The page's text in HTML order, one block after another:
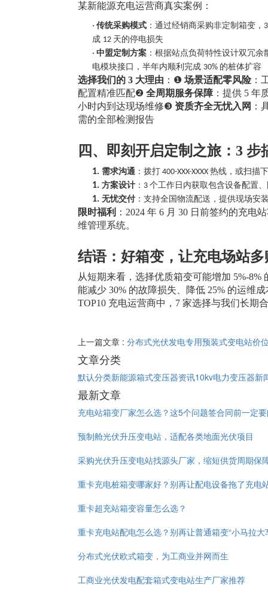
某新能源充电运营商真实案例：
· 传统采购模式 ：通过经销商采购非定制箱变，
成 12 天的停电损失
· 中盟定制方案 ：根据站点负荷特性设计双冗余
电模块接口，半年内顺利完成 30% 的桩体扩容
选择我们的 3 大理由 ： ❶ 场景适配零风险：
配置精准匹配❷ 全周期服务保障 ：提供 5 年
小时内到达现场维修❸ 资质齐全无忧入网 ：
需的全部检测报告
四、即刻开启定制之旅： 3 步
1. 需求沟通 ：拨打 400-XXX-XXXX 热线，或扫描
1. 方案设计 ： 3 个工作日内获取包含设备配置
1. 无忧交付 ：支持全国物流配送，提供现场安
限时福利 ： 2024 年 6 月 30 日前签约的充电
维管理系统。
结语：好箱变，让充电场站多
从短期来看，选择优质箱变可能增加 5%-8%
能减少 30% 的故障损失、降低 25% 的运维
TOP10 充电运营商中，7 家选择与我们长期
上一篇文章 : 分布式光伏发电专用预装式变电站价
文章分类
默认分类新能源箱式变压器资讯10kv电力变压器新
最新文章
充电站箱变厂家怎么选？这5个问题签合同前一定
预制舱光伏升压变电站，适配各类地面光伏项目
采购光伏升压变电站找源头厂家，缩短供货周期保
重卡充电桩箱变哪家好？别再让配电设备拖了充电
重卡超充站箱变容量怎么选？
重卡充电站配电怎么选？别再让普通箱变“小马拉大
分布式光伏欧式箱变，为工商业并网而生
工商业光伏发电配套箱式变电站生产厂家推荐